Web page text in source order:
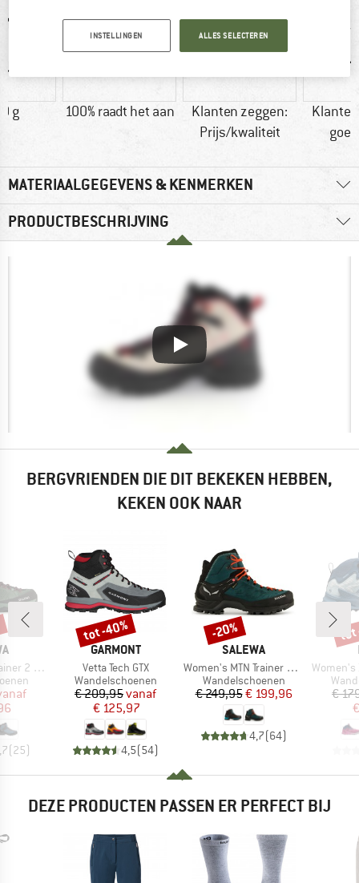
g 100% raadt het aan
Klanten zeggen:
Prijs/kwaliteit
MATERIAALGEGEVENS & KENMERKEN
PRODUCTBESCHRIJVING
BERGVRIENDEN DIE DIT BEKEKEN HEBBEN,
KEKEN OOK NAAR
GTX
prijs
(25)
MERK
GARMONT
Artikel
Vetta Tech GTX
Productgroep
Wandelschoenen
Prijs
€ 209,95Verlaagde prijs
vanaf
€ 125,97
4,5(54)
Korting
tot -40%
MERK
SALEWA
Artikel
Women's MTN Trainer Mid GTX
Productgroep
Wandelschoenen
Prijs
€ 249,95Verlaagde prijs
€ 199,96
4,7(64)
Korting
-20%
Artikel
Women's
€
tot
DEZE PRODUCTEN PASSEN ER PERFECT BIJ
INSTELLINGEN ALLES SELECTEREN